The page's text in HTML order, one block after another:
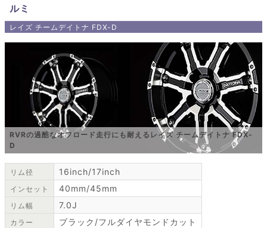
ルミ
レイズ チームデイトナ FDX-D
RVRの過酷なオフロード走行にも耐えるレイズ チームデイトナ FDX-
D
リム径 16inch/17inch
インセット 40mm/45mm
リム幅 7.0J
カラー ブラック/フルダイヤモンドカット